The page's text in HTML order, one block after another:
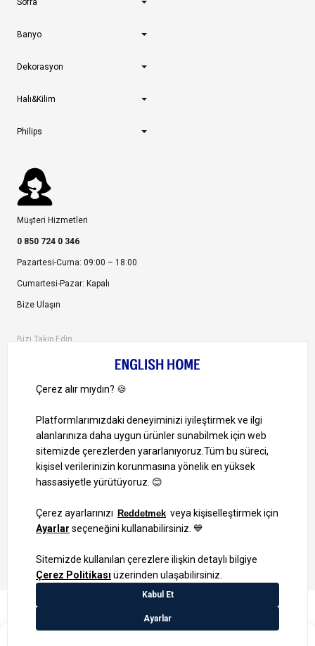
Banyo
Dekorasyon
Halı&Kilim
Philips
Müşteri Hizmetleri
0 850 724 0 346
Pazartesi-Cuma: 09:00 – 18:00
Cumartesi-Pazar: Kapalı
Bize Ulaşın
Bizi Takip Edin
1000 TL ve Üzeri Alışverişlerinizde Kargo Bedava!
Bilgi Toplum Hizmetleri
KVKK Veri İşleme Politikamız
Site Haritası